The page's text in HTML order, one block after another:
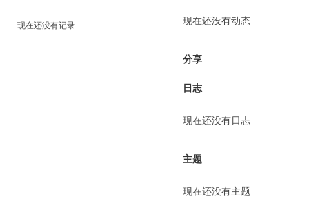
现在还没有记录 现在还没有动态
分享
日志
现在还没有日志
主题
现在还没有主题